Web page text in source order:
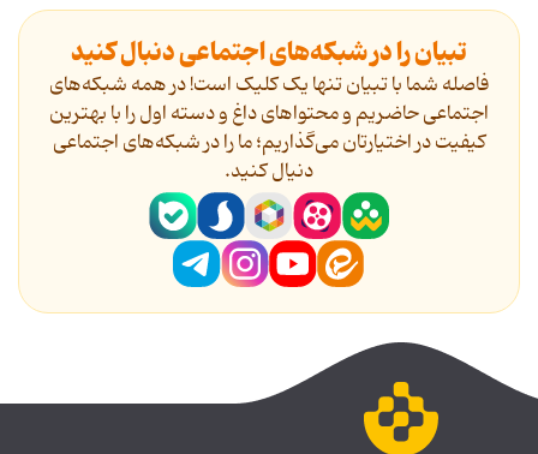
تبیان را در شبکه‌های اجتماعی دنبال کنید
فاصله شما با تبیان تنها یک کلیک است! در همه شبکه‌های
اجتماعی حاضریم و محتواهای داغ و دسته اول را با بهترین
کیفیت در اختیارتان می‌گذاریم؛ ما را در شبکه‌های اجتماعی
دنیال کنید.